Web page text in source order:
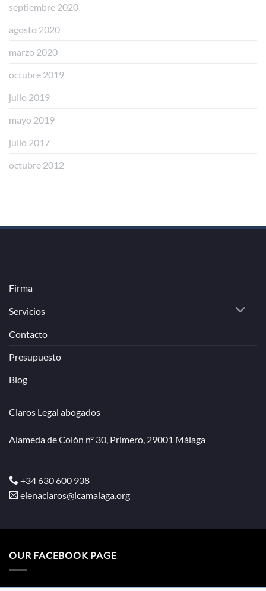
septiembre 2020
agosto 2020
marzo 2020
octubre 2019
julio 2019
mayo 2019
julio 2017
octubre 2012
Firma
Servicios
Contacto
Presupuesto
Blog
Claros Legal abogados
Alameda de Colón nº 30, Primero, 29001 Málaga
+34 630 600 938
elenaclaros@icamalaga.org
OUR FACEBOOK PAGE